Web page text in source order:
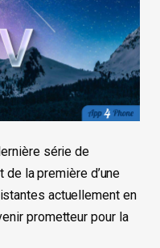
série de
de la première d’une
actuellement en
prometteur pour la